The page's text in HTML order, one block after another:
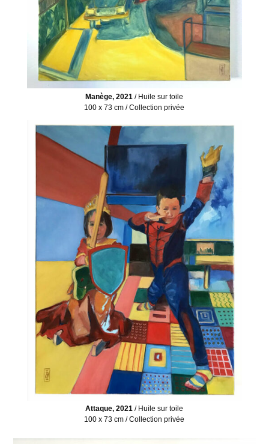
Manège, 2021/ Huile sur toile
100 x 73 cm / Collection privée
Attaque, 2021/ Huile sur toile
100 x 73 cm / Collection privée